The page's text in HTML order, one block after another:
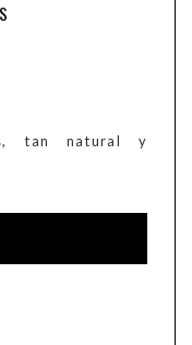
tan natural y